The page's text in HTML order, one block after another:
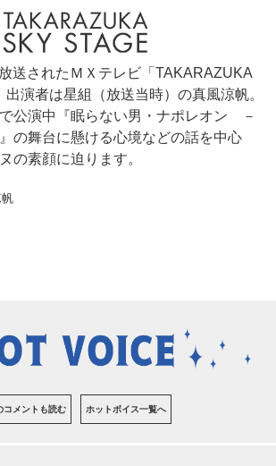
送されたＭＸテレビ「TAKARAZUKA
演者は星組（放送当時）の真風涼帆。
公演中『眠らない男・ナポレオン －
の舞台に懸ける心境などの話を中心
の素顔に迫ります。
コメントも読む ホットボイス一覧へ